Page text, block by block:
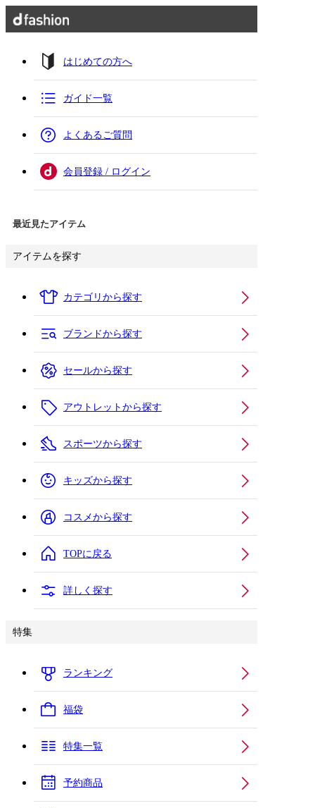
はじめての方へ
ガイド一覧
よくあるご質問
会員登録 / ログイン
最近見たアイテム
アイテムを探す
カテゴリから探す
ブランドから探す
セールから探す
アウトレットから探す
スポーツから探す
キッズから探す
コスメから探す
TOPに戻る
詳しく探す
特集
ランキング
福袋
特集一覧
予約商品